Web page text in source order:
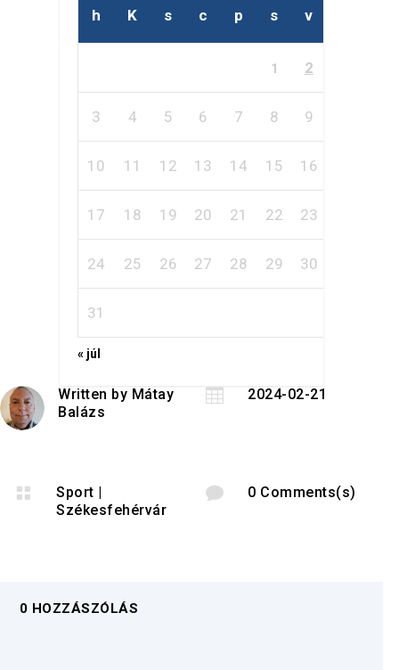
h K s c p s v
1 2
3 4 5 6 7 8 9
10 11 12 13 14 15 16
17 18 19 20 21 22 23
24 25 26 27 28 29 30
31
« júl
Written by Mátay
Balázs
 2024-02-21
 Sport |
Székesfehérvár
 0 Comments(s)
0 HOZZÁSZÓLÁS